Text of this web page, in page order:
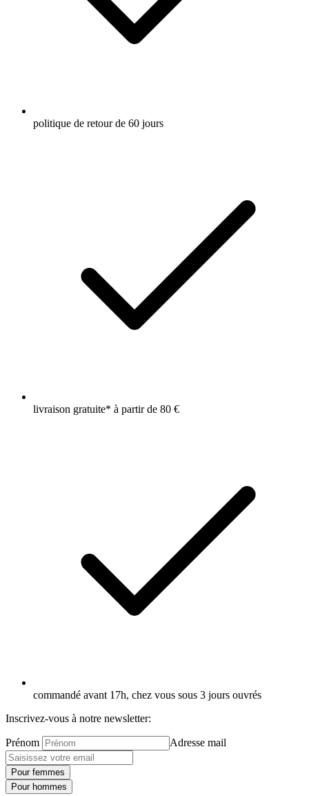
politique de retour de 60 jours
livraison gratuite* à partir de 80 €
commandé avant 17h, chez vous sous 3 jours ouvrés
Inscrivez-vous à notre newsletter:
Prénom Adresse mail
Pour femmes
Pour hommes